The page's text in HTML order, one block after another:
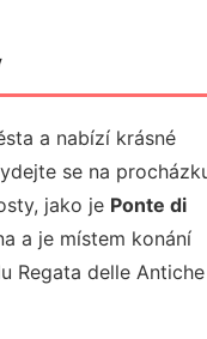
a nabízí krásné
se na
jako je Ponte di
a je místem konání
Regata delle Antiche